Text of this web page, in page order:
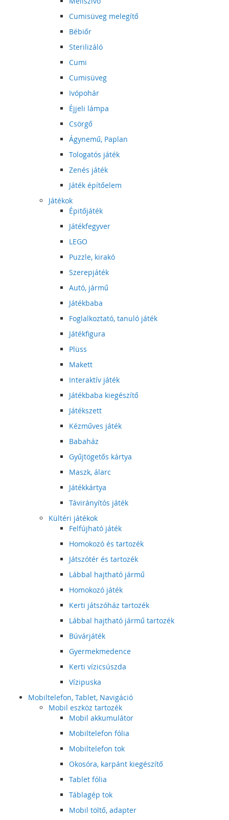
Cumisüveg melegítő
Bébiőr
Sterilizáló
Cumi
Cumisüveg
Ivópohár
Éjjeli lámpa
Csörgő
Ágynemű, Paplan
Tologatós játék
Zenés játék
Játék építőelem
Játékok
Épitőjáték
Játékfegyver
LEGO
Puzzle, kirakó
Szerepjáték
Autó, jármű
Játékbaba
Foglalkoztató, tanuló játék
Játékfigura
Plüss
Makett
Interaktív játék
Játékbaba kiegészítő
Játékszett
Kézműves játék
Babaház
Gyűjtögetős kártya
Maszk, álarc
Játékkártya
Távirányítós játék
Kültéri játékok
Felfújható játék
Homokozó és tartozék
Játszótér és tartozék
Lábbal hajtható jármű
Homokozó játék
Kerti játszóház tartozék
Lábbal hajtható jármű tartozék
Búvárjáték
Gyermekmedence
Kerti vízicsúszda
Vízipuska
Mobiltelefon, Tablet, Navigáció
Mobil eszköz tartozék
Mobil akkumulátor
Mobiltelefon fólia
Mobiltelefon tok
Okosóra, karpánt kiegészítő
Tablet fólia
Táblagép tok
Mobil töltő, adapter